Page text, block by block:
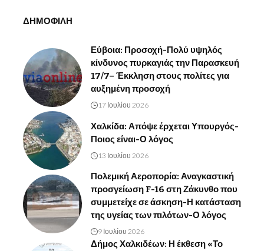
ΔΗΜΟΦΙΛΗ
Εύβοια: Προσοχή-Πολύ υψηλός
κίνδυνος πυρκαγιάς την Παρασκευή
17/7– Έκκληση στους πολίτες για
αυξημένη προσοχή
17 Ιουλίου 2026
Χαλκίδα: Απόψε έρχεται Υπουργός-
Ποιος είναι-Ο λόγος
13 Ιουλίου 2026
Πολεμική Αεροπορία: Αναγκαστική
προσγείωση F-16 στη Ζάκυνθο που
συμμετείχε σε άσκηση-Η κατάσταση
της υγείας των πιλότων-Ο λόγος
9 Ιουλίου 2026
Δήμος Χαλκιδέων: Η έκθεση «Το